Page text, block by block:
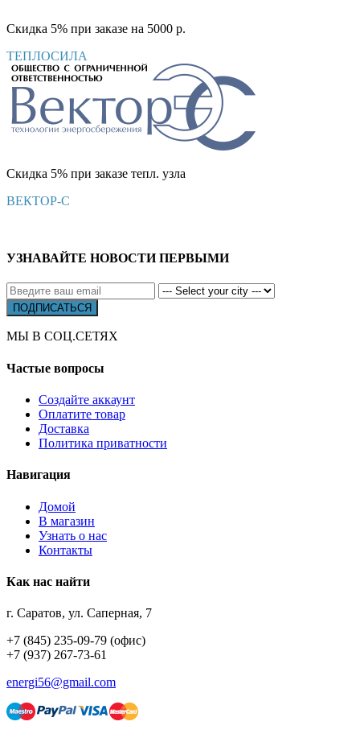
Скидка 5% при заказе на 5000 р.
ТЕПЛОСИЛА
Скидка 5% при заказе тепл. узла
ВЕКТОР-С
УЗНАВАЙТЕ НОВОСТИ ПЕРВЫМИ
МЫ В СОЦ.СЕТЯХ
Частые вопросы
Создайте аккаунт
Оплатите товар
Доставка
Политика приватности
Навигация
Домой
В магазин
Узнать о нас
Контакты
Как нас найти
г. Саратов, ул. Саперная, 7
+7 (845) 235-09-79 (офис)
+7 (937) 267-73-61
energi56@gmail.com